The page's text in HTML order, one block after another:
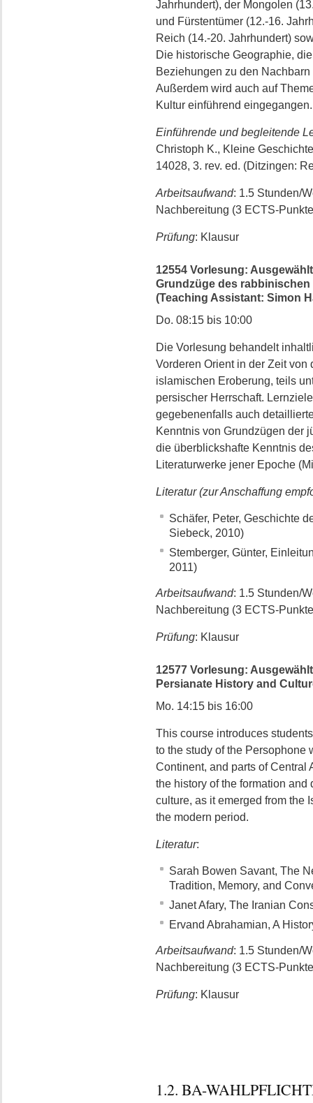
Jahrhundert), der Mongolen
und Fürstentümer (12.-16.
Reich (14.-20. Jahrhundert)
Die historische Geographie,
Beziehungen zu den
Außerdem wird auch auf
Kultur einführend eingegangen.
Einführende und begleitende
Christoph K., Kleine
14028, 3. rev. ed. (Ditzingen:
Arbeitsaufwand: 1.5 Stunden/
Nachbereitung (3 ECTS-
Prüfung: Klausur
12554 Vorlesung:
Grundzüge des
(Teaching Assistant: Simon
Do. 08:15 bis 10:00
Die Vorlesung behandelt
Vorderen Orient in der Zeit von
islamischen Eroberung, teils
persischer Herrschaft.
gegebenenfalls auch
Kenntnis von Grundzügen der
die überblickshafte Kenntnis
Literaturwerke jener Epoche
Literatur (zur Anschaffung
Schäfer, Peter, Geschichte
Siebeck, 2010)
Stemberger, Günter,
2011)
Arbeitsaufwand: 1.5 Stunden/
Nachbereitung (3 ECTS-
Prüfung: Klausur
12577 Vorlesung:
Persianate History and
Mo. 14:15 bis 16:00
This course introduces
to the study of the Persophone
Continent, and parts of Central
the history of the formation
culture, as it emerged from the
the modern period.
Literatur:
Sarah Bowen Savant, The
Tradition, Memory, and
Janet Afary, The Iranian
Ervand Abrahamian, A
Arbeitsaufwand: 1.5 Stunden/
Nachbereitung (3 ECTS-
Prüfung: Klausur
1.2. BA-